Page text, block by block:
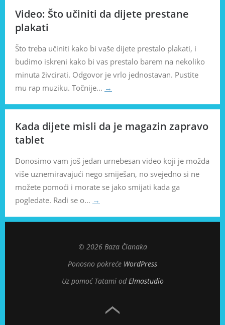
Video: Što učiniti da dijete prestane
plakati
Što treba učiniti kako bi vaše dijete prestalo plakati, i
budimo iskreni kako bi vas prestalo barem na nekoliko
minuta živcirati. Odgovor je vrlo jednostavan. Pustite
mu rap muziku. Točnije… →
Kada dijete misli da je magazin zapravo
tablet
Donosimo vam još jedan urnebesan video koji je možda
više uznemiravajući nego smiješan, no svejedno si ne
možete pomoći i morate se jako smijati kada ga
pogledate. Radi se o… →
© 2026 Baza Članaka
Ponosno pokreće WordPress
Uz pomoć Tatami odElmastudio